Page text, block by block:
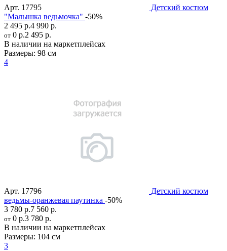
Арт. 17795
Детский костюм
"Малышка ведьмочка" -50%
2 495 р.4 990 р.
от 0 р.2 495 р.
В наличии на маркетплейсах
Размеры: 98 см
4
Арт. 17796
Детский костюм
ведьмы-оранжевая паутинка -50%
3 780 р.7 560 р.
от 0 р.3 780 р.
В наличии на маркетплейсах
Размеры: 104 см
3